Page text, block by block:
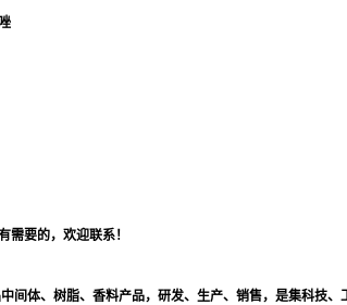
需要的，欢迎联系！
间体、树脂、香料产品，研发、生产、销售，是集科技